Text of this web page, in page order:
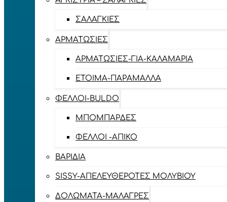
ΣΑΛΑΓΚΙΈΣ
ΑΡΜΑΤΩΣΙΈΣ
ΑΡΜΑΤΩΣΙΈΣ-ΓΙΑ-ΚΑΛΑΜΆΡΙΑ
ΈΤΟΙΜΑ-ΠΑΡΆΜΑΛΛΑ
ΦΕΛΛΟΊ-BULDO
ΜΠΟΜΠΆΡΔΕΣ
ΦΕΛΛΟΊ -ΑΠΊΚΟ
ΒΑΡΊΔΙΑ
SISSY-ΑΠΕΛΕΥΘΕΡΟΤΈΣ ΜΟΛΥΒΙΟΎ
ΔΟΛΏΜΑΤΑ-ΜΑΛΆΓΡΕΣ